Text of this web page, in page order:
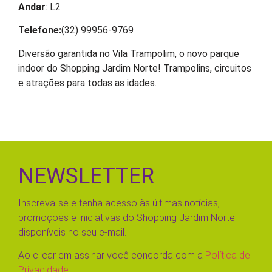
Andar: L2
Telefone:(32) 99956-9769
Diversão garantida no Vila Trampolim, o novo parque
indoor do Shopping Jardim Norte! Trampolins, circuitos
e atrações para todas as idades.
NEWSLETTER
Inscreva-se e tenha acesso às últimas notícias,
promoções e iniciativas do Shopping Jardim Norte
disponíveis no seu e-mail.
Ao clicar em assinar você concorda com a Política de